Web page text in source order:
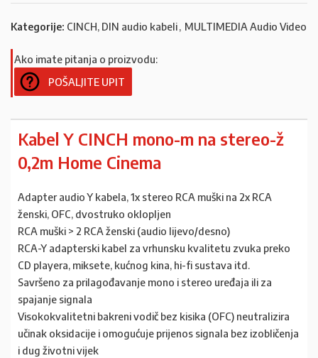
Kategorije: CINCH, DIN audio kabeli, MULTIMEDIA Audio Video
Ako imate pitanja o proizvodu:
POŠALJITE UPIT
Kabel Y CINCH mono-m na stereo-ž
0,2m Home Cinema
Adapter audio Y kabela, 1x stereo RCA muški na 2x RCA
ženski, OFC, dvostruko oklopljen
RCA muški > 2 RCA ženski (audio lijevo/desno)
RCA-Y adapterski kabel za vrhunsku kvalitetu zvuka preko
CD playera, miksete, kućnog kina, hi-fi sustava itd.
Savršeno za prilagođavanje mono i stereo uređaja ili za
spajanje signala
Visokokvalitetni bakreni vodič bez kisika (OFC) neutralizira
učinak oksidacije i omogućuje prijenos signala bez izobličenja
i dug životni vijek